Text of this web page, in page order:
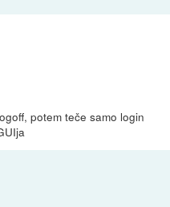
potem teče samo login